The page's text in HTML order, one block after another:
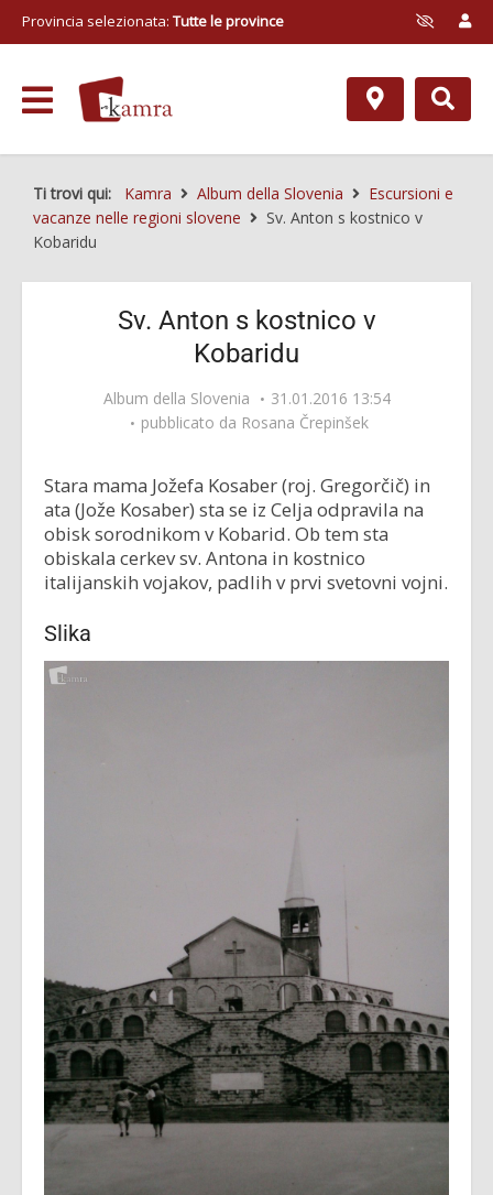
Provincia selezionata: Tutte le province
Ti trovi qui: Kamra Album della Slovenia
Escursioni e
vacanze nelle regioni slovene
Sv. Anton s kostnico v
Kobaridu
Sv. Anton s kostnico v
Kobaridu
Album della Slovenia
31.01.2016 13:54
pubblicato da Rosana Črepinšek
Stara mama Jožefa Kosaber (roj. Gregorčič) in
ata (Jože Kosaber) sta se iz Celja odpravila na
obisk sorodnikom v Kobarid. Ob tem sta
obiskala cerkev sv. Antona in kostnico
italijanskih vojakov, padlih v prvi svetovni vojni.
Slika